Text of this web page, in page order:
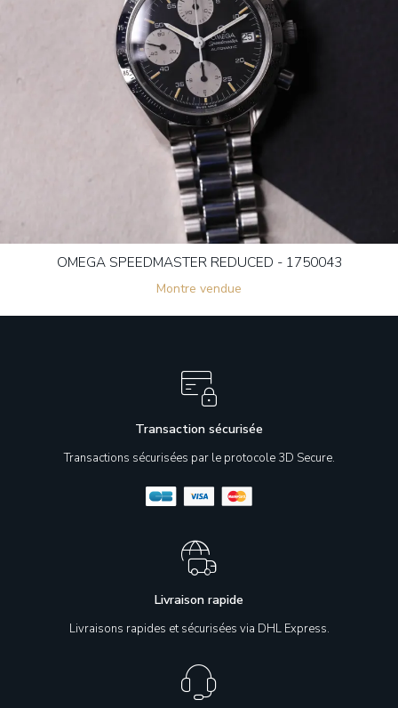
OMEGA SPEEDMASTER REDUCED - 1750043
Montre vendue
Transaction sécurisée
Transactions sécurisées par le protocole 3D Secure.
Livraison rapide
Livraisons rapides et sécurisées via DHL Express.